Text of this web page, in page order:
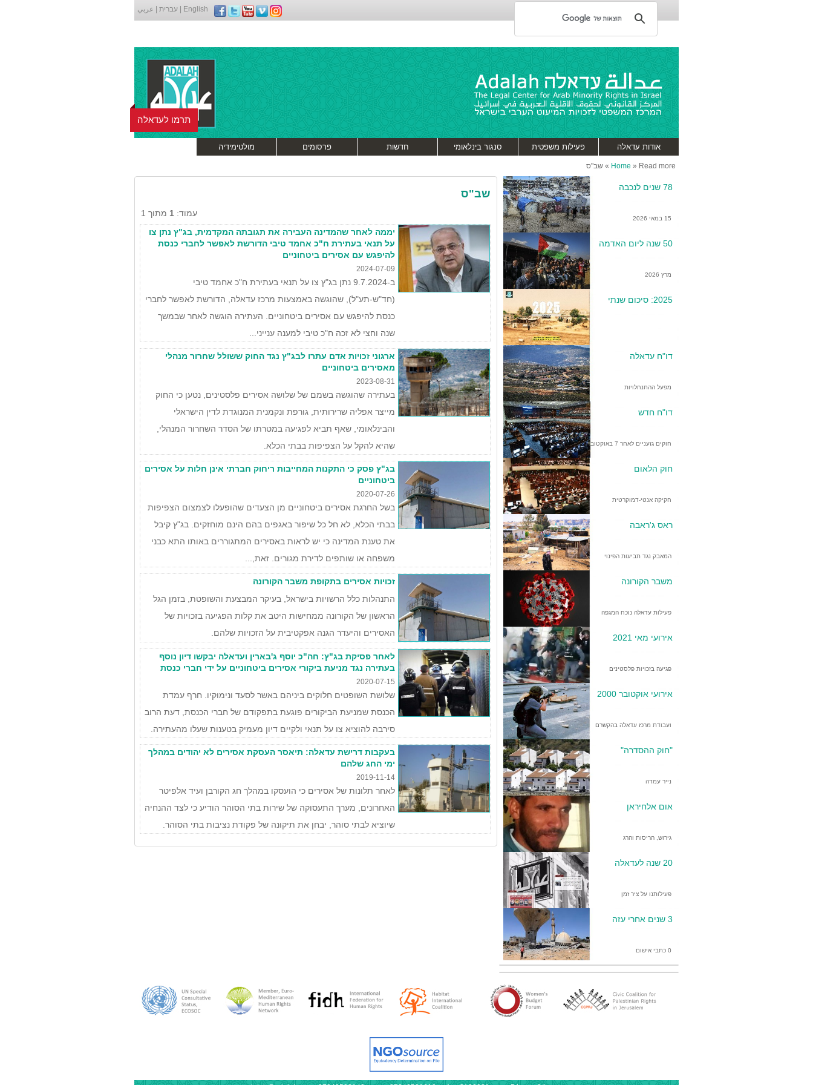
English עברית عربي
אודות עדאלה פעילות משפטית סנגור בינלאומי חדשות פרסומים מולטימידיה
תרמו לעדאלה
Home » Read more
» שב"ס
78 שנים לנכבה
15 במאי 2026
50 שנה ליום האדמה
מרץ 2026
2025: סיכום שנתי
דו"ח עדאלה
מפעל ההתנחלויות
דו"ח חדש
חוקים גזעניים לאחר 7 באוקטובר
חוק הלאום
חקיקה אנטי-דמוקרטית
ראס ג'ראבה
המאבק נגד תביעות הפינוי
משבר הקורונה
פעילות עדאלה נוכח המגפה
אירועי מאי 2021
פגיעה בזכויות פלסטינים
אירועי אוקטובר 2000
ועבודת מרכז עדאלה בהקשרם
"חוק ההסדרה"
נייר עמדה
אום אלחיראן
גירוש, הריסות והרג
20 שנה לעדאלה
פעילותנו על ציר זמן
3 שנים אחרי עזה
0 כתבי אישום
שב"ס
עמוד: 1 מתוך 1
יממה לאחר שהמדינה העבירה את תגובתה המקדמית, בג"ץ נתן צו
על תנאי בעתירת ח"כ אחמד טיבי הדורשת לאפשר לחברי כנסת
להיפגש עם אסירים ביטחוניים
2024-07-09
ב-9.7.2024 נתן בג"ץ צו על תנאי בעתירת ח"כ אחמד טיבי
(חד"ש-תע"ל), שהוגשה באמצעות מרכז עדאלה, הדורשת לאפשר לחברי
כנסת להיפגש עם אסירים ביטחוניים. העתירה הוגשה לאחר שבמשך
שנה וחצי לא זכה ח"כ טיבי למענה ענייני...
ארגוני זכויות אדם עתרו לבג"ץ נגד החוק ששולל שחרור מנהלי
מאסירים ביטחוניים
2023-08-31
בעתירה שהוגשה בשמם של שלושה אסירים פלסטינים, נטען כי החוק
מייצר אפליה שרירותית, גורפת ונקמנית המנוגדת לדין הישראלי
והבינלאומי, שאף תביא לפגיעה במטרתו של הסדר השחרור המנהלי,
שהיא להקל על הצפיפות בבתי הכלא.
בג"ץ פסק כי התקנות המחייבות ריחוק חברתי אינן חלות על אסירים
ביטחוניים
2020-07-26
בשל החרגת אסירים ביטחוניים מן הצעדים שהופעלו לצמצום הצפיפות
בבתי הכלא, לא חל כל שיפור באגפים בהם הינם מוחזקים. בג"ץ קיבל
את טענת המדינה כי יש לראות באסירים המתגוררים באותו התא כבני
משפחה או שותפים לדירת מגורים. זאת,...
זכויות אסירים בתקופת משבר הקורונה
התנהלות כלל הרשויות בישראל, בעיקר המבצעת והשופטת, בזמן הגל
הראשון של הקורונה ממחישות היטב את קלות הפגיעה בזכויות של
האסירים והיעדר הגנה אפקטיבית על הזכויות שלהם.
לאחר פסיקת בג"ץ: חה"כ יוסף ג'בארין ועדאלה יבקשו דיון נוסף
בעתירה נגד מניעת ביקורי אסירים ביטחוניים על ידי חברי כנסת
2020-07-15
שלושת השופטים חלוקים ביניהם באשר לסעד ונימוקיו. חרף עמדת
הכנסת שמניעת הביקורים פוגעת בתפקודם של חברי הכנסת, דעת הרוב
סירבה להוציא צו על תנאי ולקיים דיון מעמיק בטענות שעלו מהעתירה.
בעקבות דרישת עדאלה: תיאסר העסקת אסירים לא יהודים במהלך
ימי החג שלהם
2019-11-14
לאחר תלונות של אסירים כי הועסקו במהלך חג הקורבן ועיד אלפיטר
האחרונים, מערך התעסוקה של שירות בתי הסוהר הודיע כי לצד ההנחיה
שיוציא לבתי סוהר, יבחן את תיקונה של פקודת נציבות בתי הסוהר.